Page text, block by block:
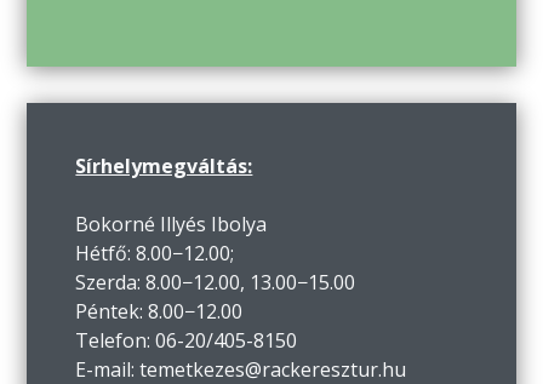
Sírhelymegváltás:
Bokorné Illyés Ibolya
Hétfő: 8.00−12.00;
Szerda: 8.00−12.00, 13.00−15.00
Péntek: 8.00−12.00
Telefon: 06-20/405-8150
E-mail: temetkezes@rackeresztur.hu